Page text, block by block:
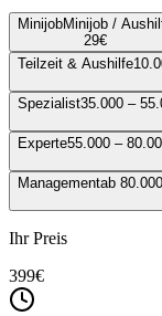
MinijobMinijob /
29€
Teilzeit & Aushilfe
Spezialist35.000 –
Experte55.000 –
Managementab
Ihr Preis
399€